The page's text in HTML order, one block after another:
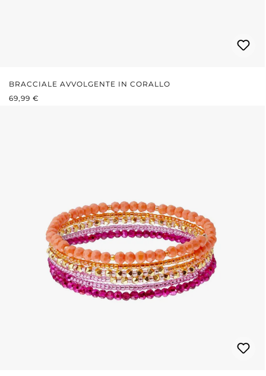
BRACCIALE AVVOLGENTE IN CORALLO
PREZZO NORMALE:
69,99 €